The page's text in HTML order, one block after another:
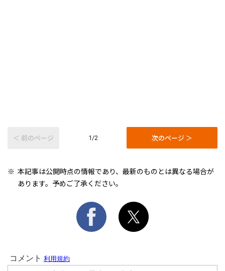
＜ 前のページ 1/2 次のページ ＞
本記事は公開時点の情報であり、最新のものとは異なる場合が
あります。予めご了承ください。